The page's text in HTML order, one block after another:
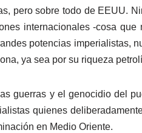
pero sobre todo de EEUU.
internacionales -cosa
potencias imperialistas,
ya sea por su riqueza
guerras y el genocidio del
quienes
en Medio Oriente.